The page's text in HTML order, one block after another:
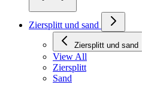
Ziersplitt und sand
Ziersplitt und sand
View All
Ziersplitt
Sand